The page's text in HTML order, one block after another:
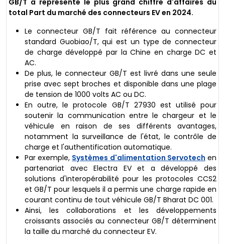
total Part du marché des connecteurs EVen 2024.
Le connecteur GB/T fait référence au connecteur
standard Guobiao/T, qui est un type de connecteur
de charge développé par la Chine en charge DC et
AC.
De plus, le connecteur GB/T est livré dans une seule
prise avec sept broches et disponible dans une plage
de tension de 1000 volts AC ou DC.
En outre, le protocole GB/T 27930 est utilisé pour
soutenir la communication entre le chargeur et le
véhicule en raison de ses différents avantages,
notamment la surveillance de l'état, le contrôle de
charge et l'authentification automatique.
Par exemple, Systèmes d'alimentation Servotech en
partenariat avec Electra EV et a développé des
solutions d'interopérabilité pour les protocoles CCS2
et GB/T pour lesquels il a permis une charge rapide en
courant continu de tout véhicule GB/T Bharat DC 001.
Ainsi, les collaborations et les développements
croissants associés au connecteur GB/T déterminent
la taille du marché du connecteur EV.